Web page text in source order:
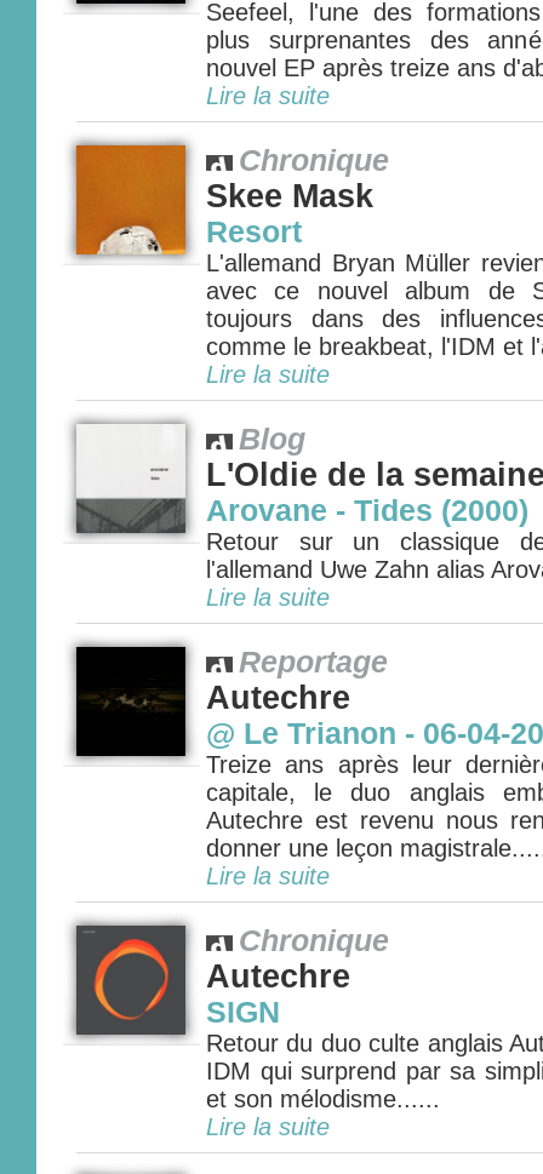
Seefeel, l'une des
plus surprenantes des
nouvel EP après treize ans
Lire la suite
Chronique
Skee Mask
Resort
L'allemand Bryan Müller
avec ce nouvel album de
toujours dans des
comme le breakbeat, l'IDM et
Lire la suite
Blog
L'Oldie de la
Arovane - Tides (2000)
Retour sur un classique
l'allemand Uwe Zahn alias
Lire la suite
Reportage
Autechre
@ Le Trianon - 06-04-
Treize ans après leur
capitale, le duo anglais
Autechre est revenu nous
donner une leçon
Lire la suite
Chronique
Autechre
SIGN
Retour du duo culte anglais
IDM qui surprend par sa
et son mélodisme......
Lire la suite